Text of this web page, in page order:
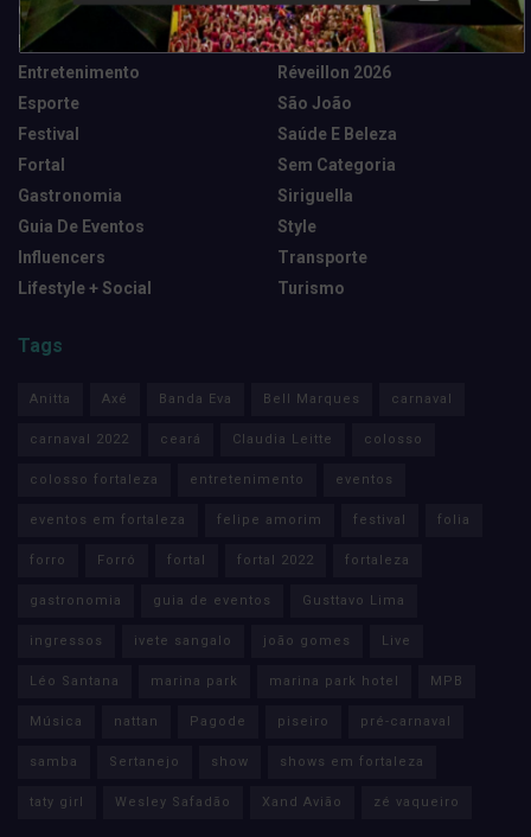
Cidade
Destaques
Entretenimento
Esporte
Festival
Fortal
Gastronomia
Guia De Eventos
Influencers
Lifestyle + Social
Música
News Tech
Réveillon 2026
São João
Saúde E Beleza
Sem Categoria
Siriguella
Style
Transporte
Turismo
Tags
Anitta Axé Banda Eva Bell Marques carnaval
carnaval 2022 ceará Claudia Leitte colosso
colosso fortaleza entretenimento eventos
eventos em fortaleza felipe amorim festival folia
forro Forró fortal fortal 2022 fortaleza
gastronomia guia de eventos Gusttavo Lima
ingressos ivete sangalo joão gomes Live
Léo Santana marina park marina park hotel MPB
Música nattan Pagode piseiro pré-carnaval
samba Sertanejo show shows em fortaleza
taty girl Wesley Safadão Xand Avião zé vaqueiro